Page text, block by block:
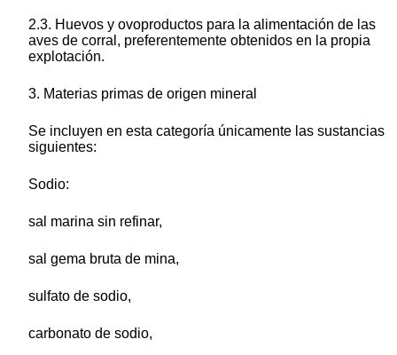
2.3. Huevos y ovoproductos para la alimentación de las
aves de corral, preferentemente obtenidos en la propia
explotación.
3. Materias primas de origen mineral
Se incluyen en esta categoría únicamente las sustancias
siguientes:
Sodio:
sal marina sin refinar,
sal gema bruta de mina,
sulfato de sodio,
carbonato de sodio,